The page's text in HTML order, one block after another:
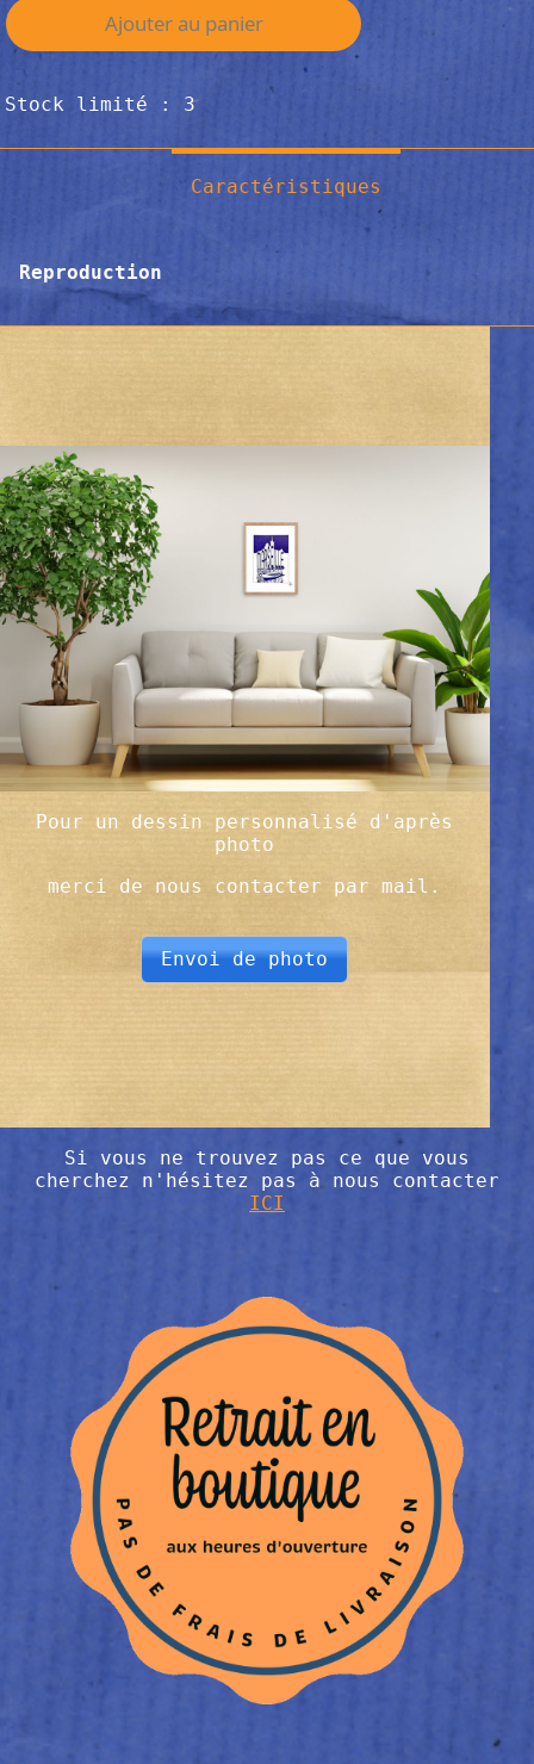
Ajouter au panier
Stock limité : 3
Caractéristiques
Reproduction
Pour un dessin personnalisé d'après
photo
merci de nous contacter par mail.
Envoi de photo
Si vous ne trouvez pas ce que vous
cherchez n'hésitez pas à nous contacter
ICI